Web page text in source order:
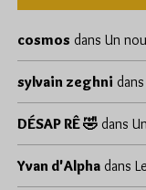
cosmos dans Un
sylvain zeghni dans
DÉSAP RÊ 🤣 dans
Yvan d'Alpha dans